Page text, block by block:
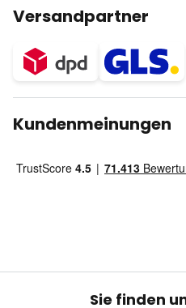
Versandpartner
Kundenmeinungen
Sie finden